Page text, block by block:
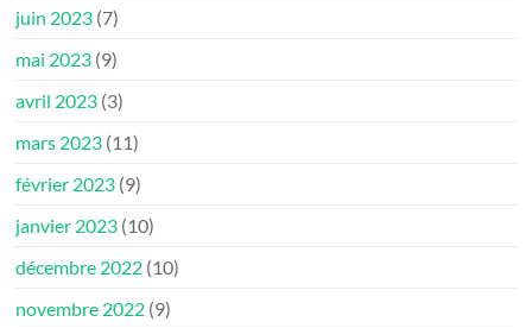
juin 2023 (7)
mai 2023 (9)
avril 2023 (3)
mars 2023 (11)
février 2023 (9)
janvier 2023 (10)
décembre 2022 (10)
novembre 2022 (9)